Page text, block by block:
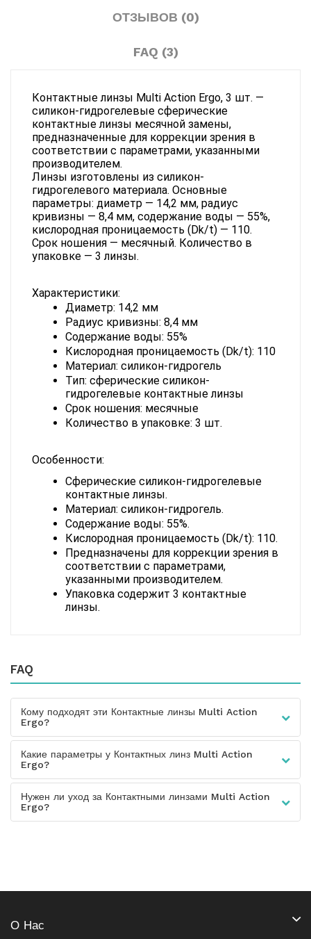
ОТЗЫВОВ (0)
FAQ (3)
Контактные линзы Multi Action Ergo, 3 шт. —
силикон-гидрогелевые сферические
контактные линзы месячной замены,
предназначенные для коррекции зрения в
соответствии с параметрами, указанными
производителем.
Линзы изготовлены из силикон-
гидрогелевого материала. Основные
параметры: диаметр — 14,2 мм, радиус
кривизны — 8,4 мм, содержание воды — 55%,
кислородная проницаемость (Dk/t) — 110.
Срок ношения — месячный. Количество в
упаковке — 3 линзы.
Характеристики:
Диаметр: 14,2 мм
Радиус кривизны: 8,4 мм
Содержание воды: 55%
Кислородная проницаемость (Dk/t): 110
Материал: силикон-гидрогель
Тип: сферические силикон-
гидрогелевые контактные линзы
Срок ношения: месячные
Количество в упаковке: 3 шт.
Особенности:
Сферические силикон-гидрогелевые
контактные линзы.
Материал: силикон-гидрогель.
Содержание воды: 55%.
Кислородная проницаемость (Dk/t): 110.
Предназначены для коррекции зрения в
соответствии с параметрами,
указанными производителем.
Упаковка содержит 3 контактные
линзы.
FAQ
Кому подходят эти Контактные линзы Multi Action
Ergo?
Какие параметры у Контактных линз Multi Action
Ergo?
Нужен ли уход за Контактными линзами Multi Action
Ergo?
О Нас